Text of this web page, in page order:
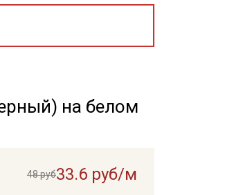
на белом
48 руб33.6 руб/м